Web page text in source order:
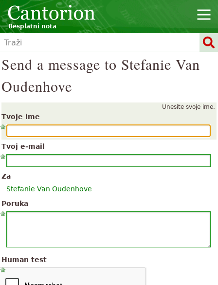
Besplatni nota
Send a message to Stefanie Van
Oudenhove
Unesite svoje ime.
Tvoje ime
Tvoj e-mail
Za
Stefanie Van Oudenhove
Poruka
Human test